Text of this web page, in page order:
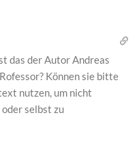
das der Autor Andreas
Können sie bitte
nutzen, um nicht
selbst zu